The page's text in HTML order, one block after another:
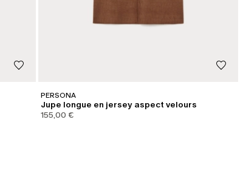
PERSONA
Jupe longue en jersey aspect velours
155,00 €